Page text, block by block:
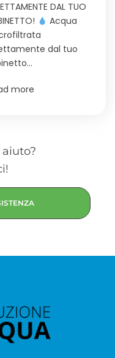
DAL TUO
Acqua
dal tuo
more